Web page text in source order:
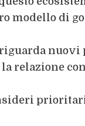
modello di
nuovi
relazione